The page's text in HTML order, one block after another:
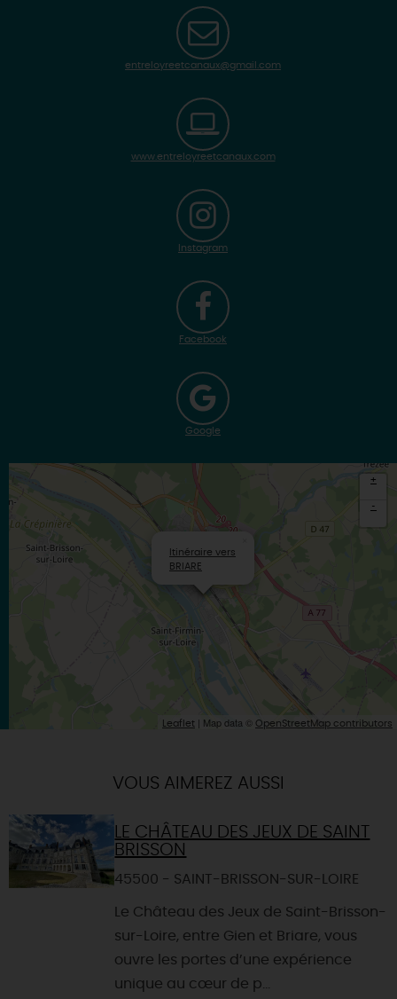
entreloyreetcanaux@gmail.com
www.entreloyreetcanaux.com
Instagram
Facebook
Google
Itinéraire vers
BRIARE
+
-
Leaflet | Map data © OpenStreetMap contributors
VOUS AIMEREZ AUSSI
LE CHÂTEAU DES JEUX DE SAINT
BRISSON
45500 - SAINT-BRISSON-SUR-LOIRE
Le Château des Jeux de Saint-Brisson-
sur-Loire, entre Gien et Briare, vous
ouvre les portes d’une expérience
unique au cœur de p...